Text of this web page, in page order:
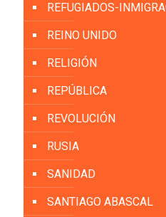
REFUGIADOS-
REINO UNIDO
RELIGIÓN
REPÚBLICA
REVOLUCIÓN
RUSIA
SANIDAD
SANTIAGO ABASCAL